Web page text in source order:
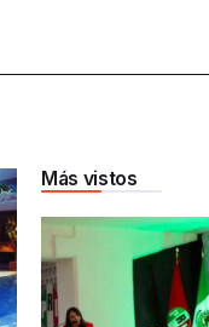
Más vistos